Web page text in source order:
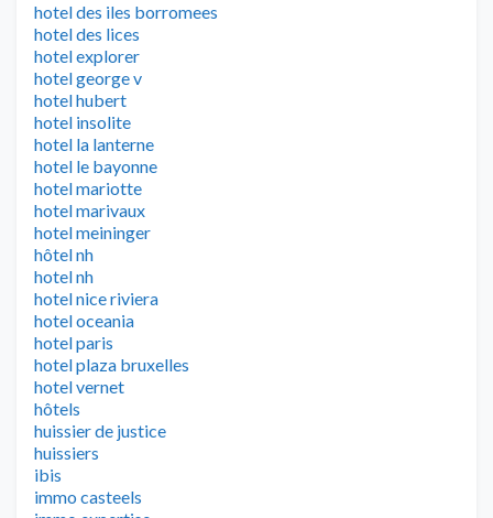
hotel des iles borromees
hotel des lices
hotel explorer
hotel george v
hotel hubert
hotel insolite
hotel la lanterne
hotel le bayonne
hotel mariotte
hotel marivaux
hotel meininger
hôtel nh
hotel nh
hotel nice riviera
hotel oceania
hotel paris
hotel plaza bruxelles
hotel vernet
hôtels
huissier de justice
huissiers
ibis
immo casteels